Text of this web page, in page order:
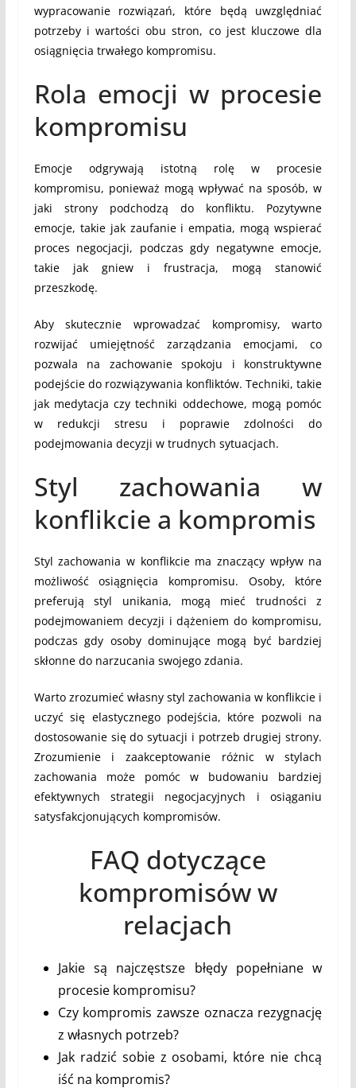
wypracowanie rozwiązań, które będą uwzględniać
potrzeby i wartości obu stron, co jest kluczowe dla
osiągnięcia trwałego kompromisu.
Rola emocji w procesie
kompromisu
Emocje odgrywają istotną rolę w procesie
kompromisu, ponieważ mogą wpływać na sposób, w
jaki strony podchodzą do konfliktu. Pozytywne
emocje, takie jak zaufanie i empatia, mogą wspierać
proces negocjacji, podczas gdy negatywne emocje,
takie jak gniew i frustracja, mogą stanowić
przeszkodę.
Aby skutecznie wprowadzać kompromisy, warto
rozwijać umiejętność zarządzania emocjami, co
pozwala na zachowanie spokoju i konstruktywne
podejście do rozwiązywania konfliktów. Techniki, takie
jak medytacja czy techniki oddechowe, mogą pomóc
w redukcji stresu i poprawie zdolności do
podejmowania decyzji w trudnych sytuacjach.
Styl zachowania w
konflikcie a kompromis
Styl zachowania w konflikcie ma znaczący wpływ na
możliwość osiągnięcia kompromisu. Osoby, które
preferują styl unikania, mogą mieć trudności z
podejmowaniem decyzji i dążeniem do kompromisu,
podczas gdy osoby dominujące mogą być bardziej
skłonne do narzucania swojego zdania.
Warto zrozumieć własny styl zachowania w konflikcie i
uczyć się elastycznego podejścia, które pozwoli na
dostosowanie się do sytuacji i potrzeb drugiej strony.
Zrozumienie i zaakceptowanie różnic w stylach
zachowania może pomóc w budowaniu bardziej
efektywnych strategii negocjacyjnych i osiąganiu
satysfakcjonujących kompromisów.
FAQ dotyczące
kompromisów w
relacjach
Jakie są najczęstsze błędy popełniane w
procesie kompromisu?
Czy kompromis zawsze oznacza rezygnację
z własnych potrzeb?
Jak radzić sobie z osobami, które nie chcą
iść na kompromis?